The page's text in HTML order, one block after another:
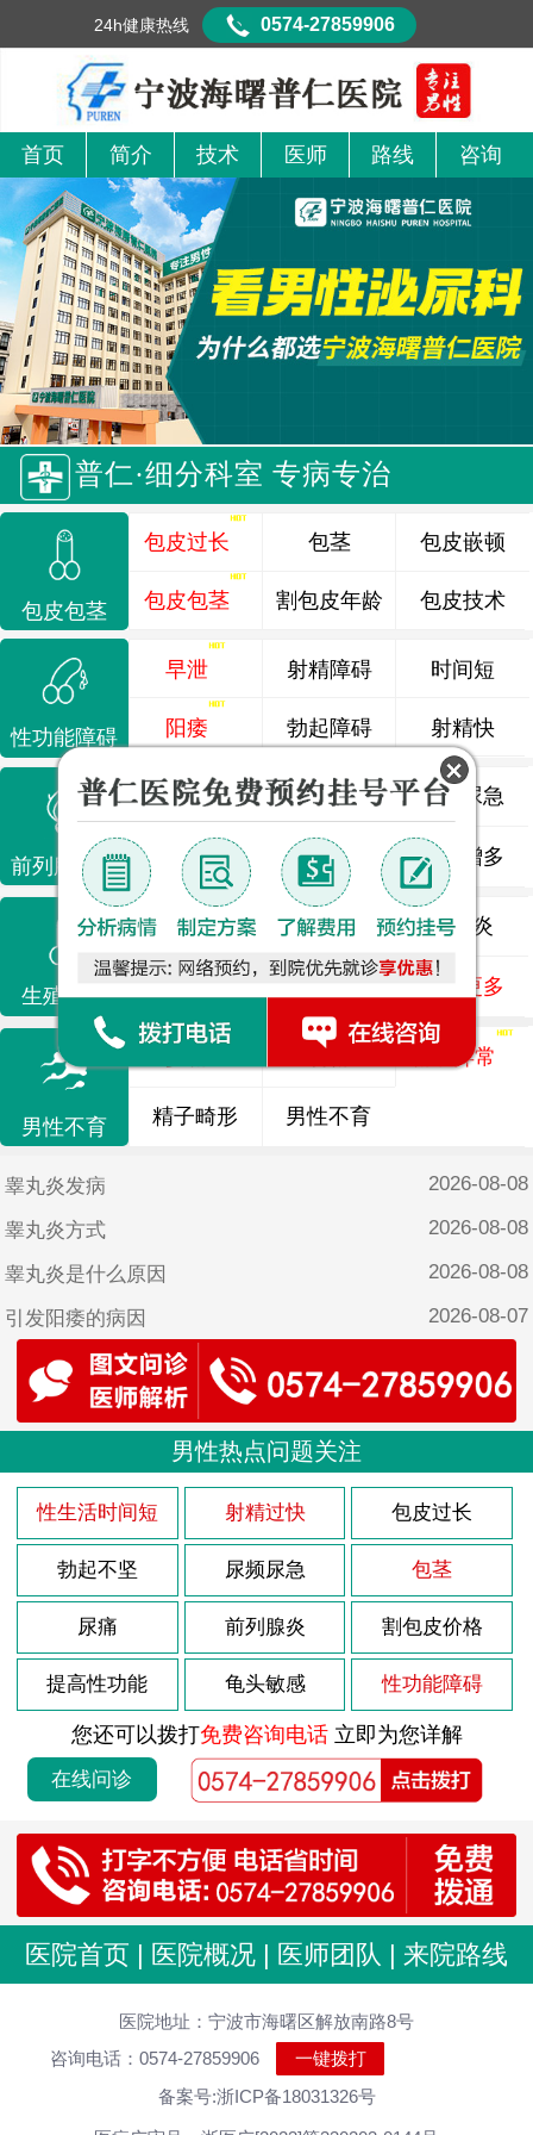
首页 简介 技术 医师 路线 咨询
普仁·细分科室 专病专治
包皮包茎
包皮过长
包皮包茎
包茎
割包皮年龄
包皮嵌顿
包皮技术
性功能障碍
早泄
阳痿
射精障碍
勃起障碍
时间短
射精快
前列腺疾病
前列腺炎 前列腺痛 尿频尿急
前列腺增生 排尿不畅 夜尿增多
生殖感染
龟头炎 睾丸炎 尿道炎
了解更多
男性不育
弱精 精液异常
精子畸形 男性不育
睾丸炎发病 2026-08-08
睾丸炎方式 2026-08-08
睾丸炎是什么原因 2026-08-08
引发阳痿的病因 2026-08-07
自己怎么改善阳痿
18岁阳痿能恢复吗 2026-08-07
导致阳痿的原因有哪些呢？ 2026-08-07
龟头炎多久能治疗好 2026-08-03
该怎么治疗龟头炎 2026-08-03
龟头炎是什么引起 2026-08-03
包皮龟头炎会复发吗 2026-08-03
导致包皮龟头炎原因 2026-08-03
前列腺肥大如何调理 2026-08-03
前列腺肥大什么原因 2026-08-03
前列腺炎的病因是什么 2026-08-03
前列腺的症状是怎样的 2026-08-03
男性尿道炎发病原因分析
尿道炎症状 男性怎么治疗
男性尿道炎会有什么原因
急性尿道炎持续多久
男性尿道炎怎么好
男性热点问题关注
性生活时间短 射精过快 包皮过长
勃起不坚 尿频尿急 包茎
尿痛 前列腺炎 割包皮价格
提高性功能 龟头敏感 性功能障碍
您还可以拨打免费咨询电话立即为您详解
在线问诊
医院首页 | 医院概况 | 医师团队 | 来院路线
医院地址：宁波市海曙区解放南路8号
咨询电话：0574-27859906
一键拨打
备案号:浙ICP备18031326号
24h健康热线 0574-27859906